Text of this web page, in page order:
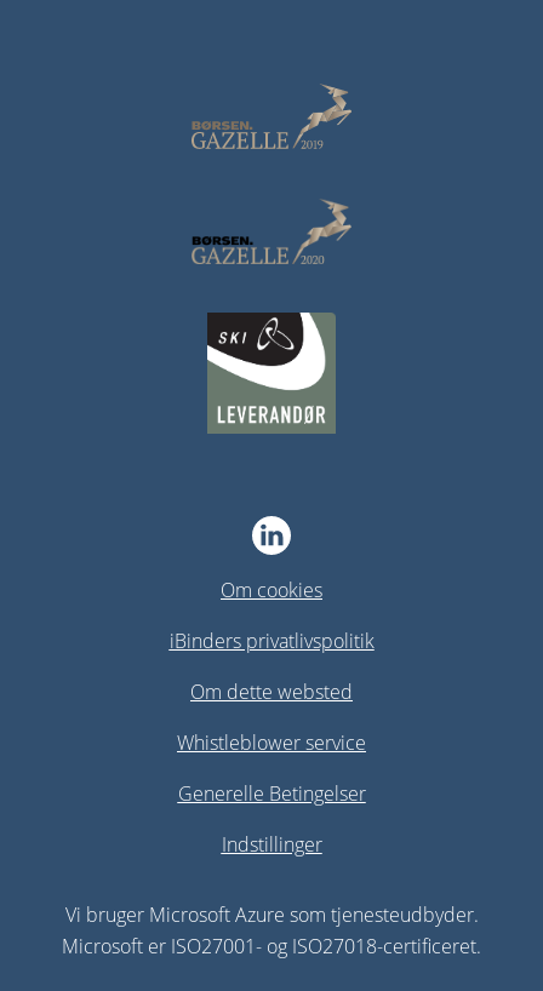
Om cookies
iBinders privatlivspolitik
Om dette websted
Whistleblower service
Generelle Betingelser
Indstillinger
Vi bruger Microsoft Azure som tjenesteudbyder.
Microsoft er ISO27001- og ISO27018-certificeret.